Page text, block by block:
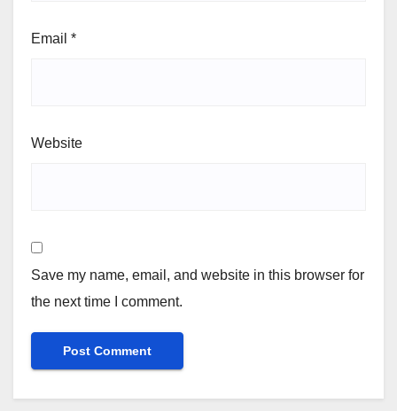
Email *
Website
Save my name, email, and website in this browser for
the next time I comment.